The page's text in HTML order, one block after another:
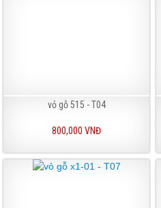
vỏ gỗ 515 - T04
800,000 VNĐ